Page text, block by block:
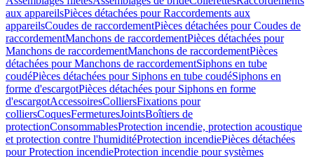
aux appareilsPièces détachées pour Raccordements aux
appareilsCoudes de raccordementPièces détachées pour Coudes de
raccordementManchons de raccordementPièces détachées pour
Manchons de raccordementManchons de raccordementPièces
détachées pour Manchons de raccordementSiphons en tube
coudéPièces détachées pour Siphons en tube coudéSiphons en
forme d'escargotPièces détachées pour Siphons en forme
d'escargotAccessoiresColliersFixations pour
colliersCoquesFermeturesJointsBoîtiers de
protectionConsommablesProtection incendie, protection acoustique
et protection contre l'humiditéProtection incendiePièces détachées
pour Protection incendieProtection incendie pour systèmes